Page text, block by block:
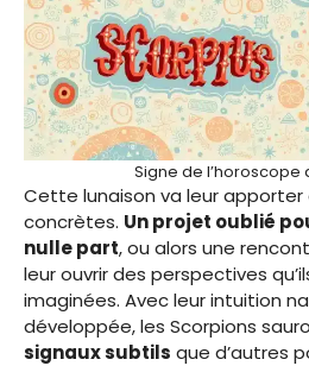
Signe de l’horoscope
Cette lunaison va leur apporter
concrètes. Un projet oublié
nulle part, ou alors une
leur ouvrir des perspectives
imaginées. Avec leur intuition
développée, les Scorpions
signaux subtils que d’autres